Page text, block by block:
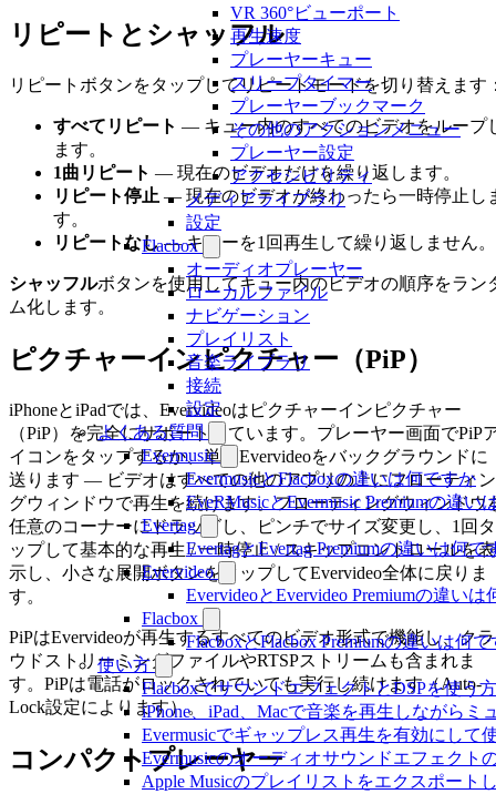
VR 360°ビューポート
再生速度
プレーヤーキュー
スリープタイマー
プレーヤーブックマーク
その他のアクションメニュー
プレーヤー設定
アクセシビリティ
メディアライブラリ
設定
Flacbox
オーディオプレーヤー
ローカルファイル
ナビゲーション
プレイリスト
音楽ライブラリ
接続
設定
よくある質問
Evermusic
EvermusicとFlacboxの違いは何ですか
EveRMusicとEvermusic Premiumの違い
Evertag
EvertagとEvertag Premiumの違いは何で
Evervideo
EvervideoとEvervideo Premiumの違いは
Flacbox
FlacboxとFlacbox Premiumの違いは何
使い方
FlacboxでサウンドエフェクトとDSPを使う
iPhone、iPad、Macで音楽を再生しながら
Evermusicでギャップレス再生を有効にして
Evermusicのオーディオサウンドエフェク
Apple Musicのプレイリストをエクスポート
リピートとシャッフル
リピートボタンをタップしてリピートモードを切り替えます
すべてリピート — キュー内のすべてのビデオをループ
ます。
1曲リピート — 現在のビデオだけを繰り返します。
リピート停止 — 現在のビデオが終わったら一時停止し
す。
リピートなし— キューを1回再生して繰り返しません。
シャッフルボタンを使用してキュー内のビデオの順序をラン
ム化します。
ピクチャーインピクチャー（PiP）
iPhoneとiPadでは、Evervideoはピクチャーインピクチャー
（PiP）を完全にサポートしています。プレーヤー画面でPiP
イコンをタップするか、単にEvervideoをバックグラウンドに
送ります — ビデオはすべての他のアプリの上にフローティン
グウィンドウで再生を続けます。フローティングウィンドウ
任意のコーナーにドラッグし、ピンチでサイズ変更し、1回タ
ップして基本的な再生 / 一時停止 / スキップコントロールを表
示し、小さな展開ボタンをタップしてEvervideo全体に戻りま
す。
PiPはEvervideoが再生するすべてのビデオ形式で機能し、クラ
ウドストリーミングファイルやRTSPストリームも含まれま
す。PiPは電話がロックされていても実行し続けます（Auto-
Lock設定によります）。
コンパクトプレーヤー